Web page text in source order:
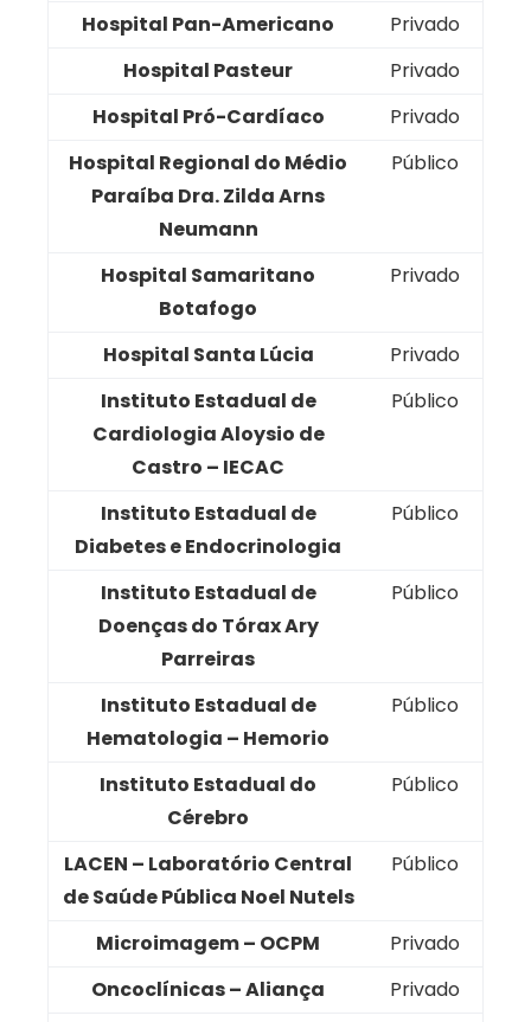
Hospital Pan-Americano
Privado
Hospital Pasteur
Privado
Hospital Pró-Cardíaco
Privado
Hospital Regional do Médio
Paraíba Dra. Zilda Arns
Neumann
Público
Hospital Samaritano
Botafogo
Privado
Hospital Santa Lúcia
Privado
Instituto Estadual de
Cardiologia Aloysio de
Castro – IECAC
Público
Instituto Estadual de
Diabetes e Endocrinologia
Público
Instituto Estadual de
Doenças do Tórax Ary
Parreiras
Público
Instituto Estadual de
Hematologia – Hemorio
Público
Instituto Estadual do
Cérebro
Público
LACEN – Laboratório Central
de Saúde Pública Noel Nutels
Público
Microimagem – OCPM
Privado
Oncoclínicas – Aliança
Privado